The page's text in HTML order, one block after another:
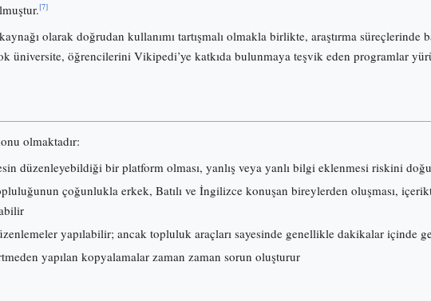
[7]
olarak doğrudan kullanımı tartışmalı olmakla birlikte, araştırma süreçlerinde
üniversite, öğrencilerini Vikipedi’ye katkıda bulunmaya teşvik eden programlar
olmaktadır:
düzenleyebildiği bir platform olması, yanlış veya yanlı bilgi eklenmesi riskini
çoğunlukla erkek, Batılı ve İngilizce konuşan bireylerden oluşması,
yapılabilir; ancak topluluk araçları sayesinde genellikle dakikalar içinde
yapılan kopyalamalar zaman zaman sorun oluşturur